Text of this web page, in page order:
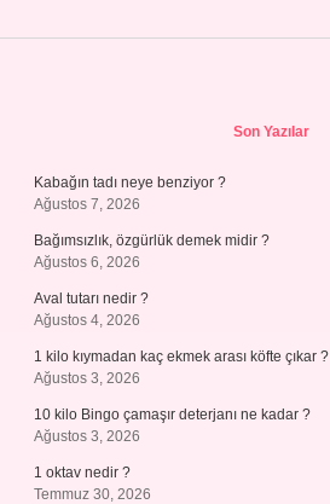
Son Yazılar
Kabağın tadı neye benziyor ?
Ağustos 7, 2026
Bağımsızlık, özgürlük demek midir ?
Ağustos 6, 2026
Aval tutarı nedir ?
Ağustos 4, 2026
1 kilo kıymadan kaç ekmek arası köfte çıkar ?
Ağustos 3, 2026
10 kilo Bingo çamaşır deterjanı ne kadar ?
Ağustos 3, 2026
1 oktav nedir ?
Temmuz 30, 2026